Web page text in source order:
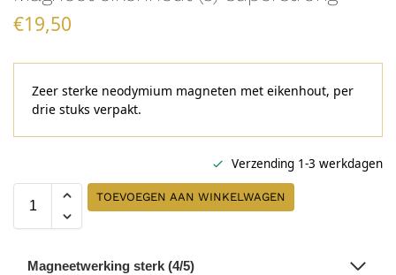
€19,50
Zeer sterke neodymium magneten met eikenhout, per
drie stuks verpakt.
Verzending 1-3 werkdagen
TOEVOEGEN AAN WINKELWAGEN
Magneetwerking sterk (4/5)